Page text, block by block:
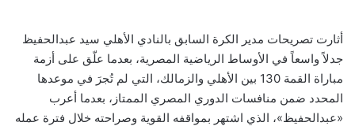
أثارت تصريحات مدير الكرة السابق بالنادي الأهلي سيد عبدالحفيظ
جدلاً واسعاً في الأوساط الرياضية المصرية، بعدما علّق على أزمة
مباراة القمة 130 بين الأهلي والزمالك، التي لم تُجرَ في موعدها
المحدد ضمن منافسات الدوري المصري الممتاز، بعدما أعرب
«عبدالحفيظ»، الذي اشتهر بمواقفه القوية وصراحته خلال فترة عمله